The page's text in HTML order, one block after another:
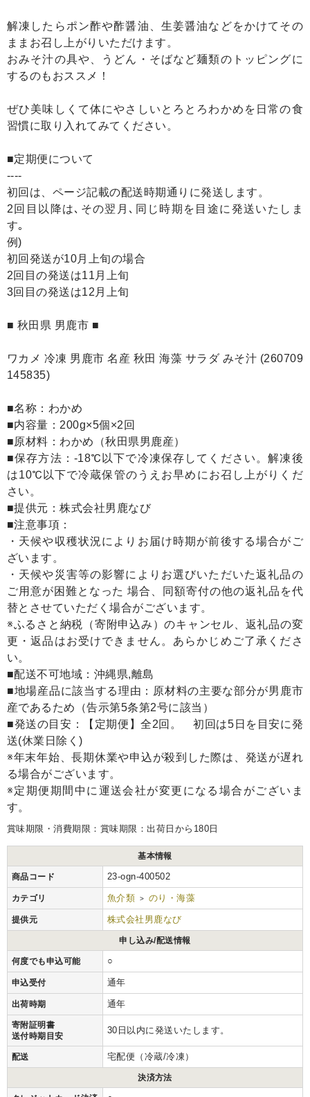
解凍したらポン酢や酢醤油、生姜醤油などをかけてその
ままお召し上がりいただけます。
おみそ汁の具や、うどん・そばなど麺類のトッピングに
するのもおススメ！
ぜひ美味しくて体にやさしいとろとろわかめを日常の食
習慣に取り入れてみてください。
■定期便について
----
初回は、ページ記載の配送時期通りに発送します。
2回目以降は､その翌月､同じ時期を目途に発送いたしま
す｡
例)
初回発送が10月上旬の場合
2回目の発送は11月上旬
3回目の発送は12月上旬
■ 秋田県 男鹿市 ■
ワカメ 冷凍 男鹿市 名産 秋田 海藻 サラダ みそ汁 (260709
145835)
■名称：わかめ
■内容量：200g×5個×2回
■原材料：わかめ（秋田県男鹿産）
■保存方法：‐18℃以下で冷凍保存してください。解凍後
は10℃以下で冷蔵保管のうえお早めにお召し上がりくだ
さい。
■提供元：株式会社男鹿なび
■注意事項：
・天候や収穫状況によりお届け時期が前後する場合がご
ざいます。
・天候や災害等の影響によりお選びいただいた返礼品の
ご用意が困難となった 場合、同額寄付の他の返礼品を代
替とさせていただく場合がございます。
※ふるさと納税（寄附申込み）のキャンセル、返礼品の変
更・返品はお受けできません。あらかじめご了承くださ
い。
■配送不可地域：沖縄県,離島
■地場産品に該当する理由：原材料の主要な部分が男鹿市
産であるため（告示第5条第2号に該当）
■発送の目安：【定期便】全2回。 初回は5日を目安に発
送(休業日除く)
※年末年始、長期休業や申込が殺到した際は、発送が遅れ
る場合がございます。
※定期便期間中に運送会社が変更になる場合がございま
す。
賞味期限・消費期限：賞味期限：出荷日から180日
基本情報
商品コード 23-ogn-400502
カテゴリ 魚介類 > のり・海藻
提供元 株式会社男鹿なび
申し込み/配送情報
何度でも申込可能 ○
申込受付 通年
出荷時期 通年
寄附証明書
送付時期目安
30日以内に発送いたします。
配送 宅配便（冷蔵/冷凍）
決済方法